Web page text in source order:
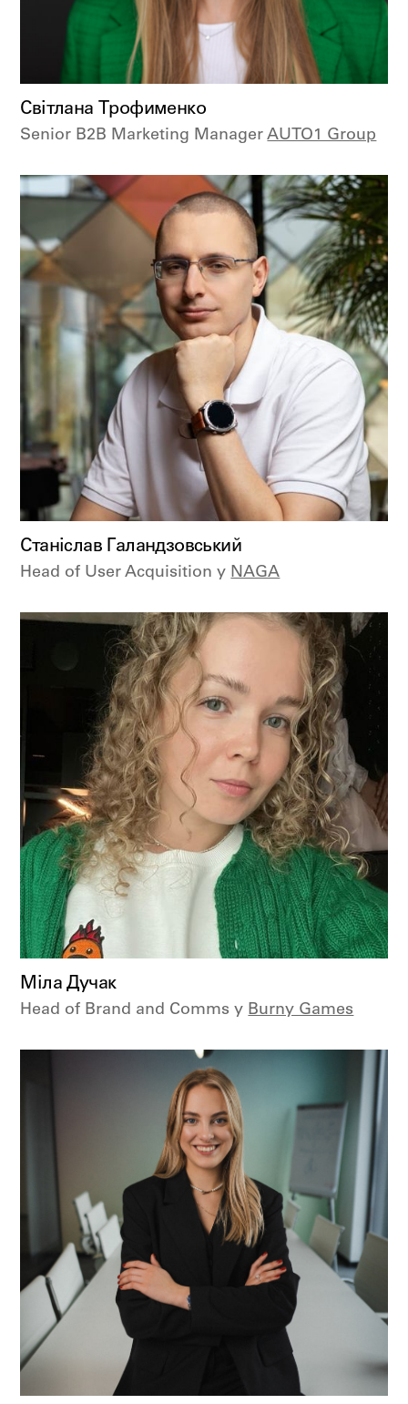
Світлана Трофименко
Senior B2B Marketing ManagerAUTO1 Group
Станіслав Галандзовський
Head of User Acquisition у NAGA
Міла Дучак
Head of Brand and Comms у Burny Games